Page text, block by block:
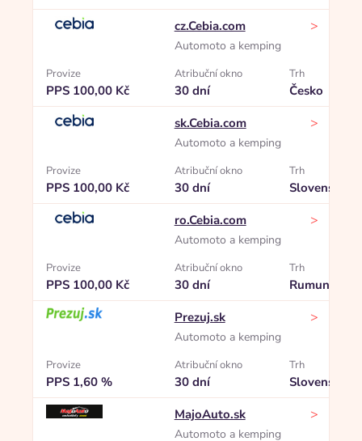
cz.Cebia.com
Automoto a kemping
>
Provize
PPS 100,00 Kč
Atribuční okno
30 dní
Trh
Česko
sk.Cebia.com
Automoto a kemping
>
Provize
PPS 100,00 Kč
Atribuční okno
30 dní
Trh
Slovensko
ro.Cebia.com
Automoto a kemping
>
Provize
PPS 100,00 Kč
Atribuční okno
30 dní
Trh
Rumunsko
Prezuj.sk
Automoto a kemping
>
Provize
PPS 1,60 %
Atribuční okno
30 dní
Trh
Slovensko
MajoAuto.sk
Automoto a kemping
>